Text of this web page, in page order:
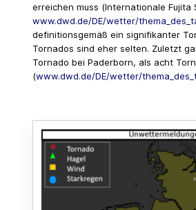
erreichen muss (Internationale Fujita
www.dwd.de/DE/wetter/
definitionsgemäß ein signifikanter
Tornados sind eher selten. Zuletzt
Tornado bei Paderborn, als acht
(www.dwd.de/DE/wetter/